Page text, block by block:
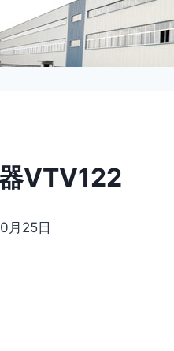
VTV122
月25日